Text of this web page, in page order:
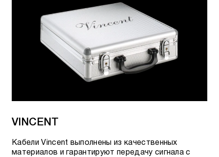
VINCENT
Кабели Vincent выполнены из качественных
материалов и гарантируют передачу сигнала с